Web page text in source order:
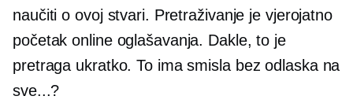
naučiti o ovoj stvari. Pretraživanje je vjerojatno
početak online oglašavanja. Dakle, to je
pretraga ukratko. To ima smisla bez odlaska na
sve...?